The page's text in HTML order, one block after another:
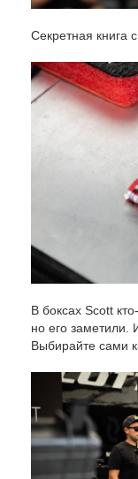
Секретная книга
В боксах Scott
но его заметили.
Выбирайте сами